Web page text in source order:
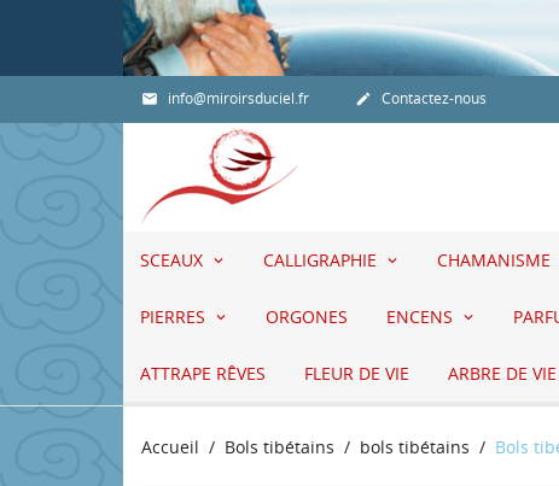
 info@miroirsduciel.fr  Contactez-nous
SCEAUX CALLIGRAPHIE CHAMANISME
PIERRES ORGONES ENCENS
ATTRAPE RÊVES FLEUR DE VIE ARBRE DE VIE
Accueil Bols tibétains bols tibétains Bols